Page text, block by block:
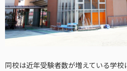
同校は近年受験者数が増えている学